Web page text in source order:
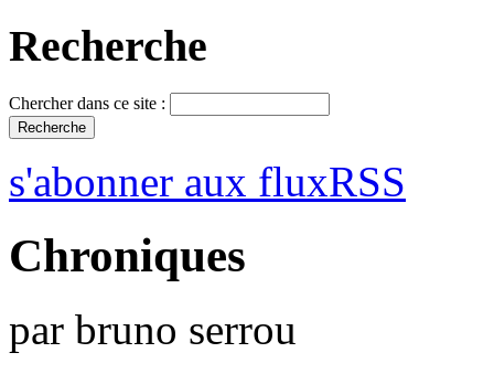
Recherche
Chercher dans ce site :
s'abonner aux fluxRSS
Chroniques
par bruno serrou